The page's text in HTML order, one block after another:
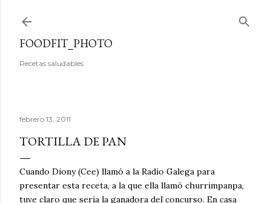
FOODFIT_PHOTO
Recetas saludables
febrero 13, 2011
TORTILLA DE PAN
Cuando Diony (Cee) llamó a la Radio Galega para
presentar esta receta, a la que ella llamó churrimpanpa,
tuve claro que sería la ganadora del concurso. En casa